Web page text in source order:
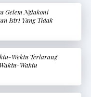
Gelem Nglakoni
Istri Yang Tidak
Wektu Terlarang
Waktu